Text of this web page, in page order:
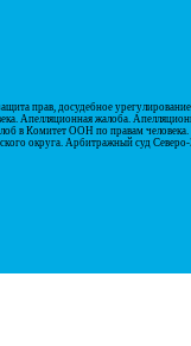
прав, досудебное
Апелляционная жалоба.
в Комитет ООН по правам
округа. Арбитражный суд